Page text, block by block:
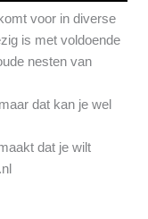
voor in diverse
is met voldoende
nesten van
dat kan je wel
dat je wilt